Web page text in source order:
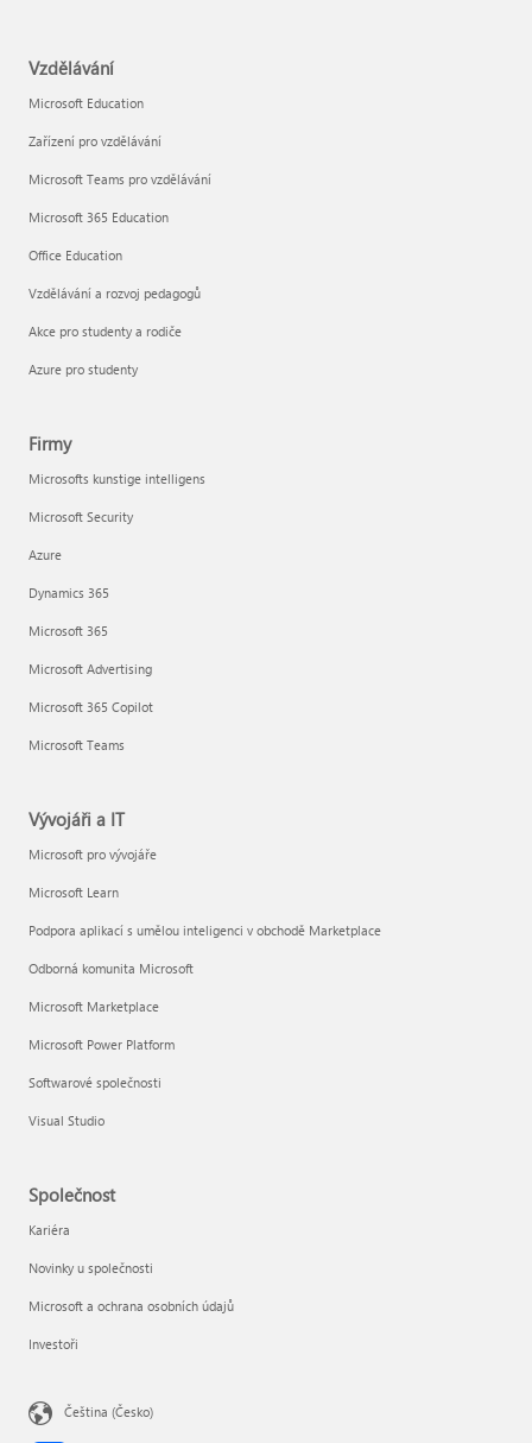
Vzdělávání
Microsoft Education
Zařízení pro vzdělávání
Microsoft Teams pro vzdělávání
Microsoft 365 Education
Office Education
Vzdělávání a rozvoj pedagogů
Akce pro studenty a rodiče
Azure pro studenty
Firmy
Microsofts kunstige intelligens
Microsoft Security
Azure
Dynamics 365
Microsoft 365
Microsoft Advertising
Microsoft 365 Copilot
Microsoft Teams
Vývojáři a IT
Microsoft pro vývojáře
Microsoft Learn
Podpora aplikací s umělou inteligenci v obchodě Marketplace
Odborná komunita Microsoft
Microsoft Marketplace
Microsoft Power Platform
Softwarové společnosti
Visual Studio
Společnost
Kariéra
Novinky u společnosti
Microsoft a ochrana osobních údajů
Investoři
Čeština (Česko)